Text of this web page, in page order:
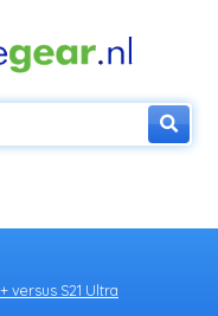
versus S21 Ultra